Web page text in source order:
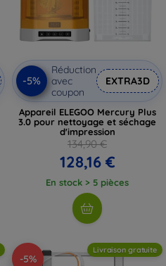
-5%
Réduction
avec
coupon
EXTRA3D
Appareil ELEGOO Mercury Plus
3.0 pour nettoyage et séchage
d'impression
134,90 €
128,16 €
En stock > 5 pièces
-5%
Livraison gratuite